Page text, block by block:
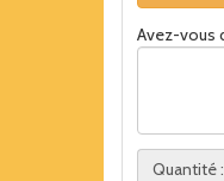
Avez-vous
Quantité :